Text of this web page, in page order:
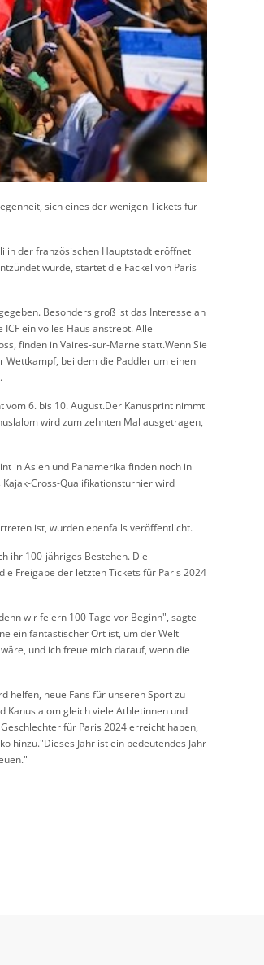
sich eines der wenigen Tickets für
in der französischen Hauptstadt eröffnet
wurde, startet die Fackel von Paris
Besonders groß ist das Interesse an
ein volles Haus anstrebt. Alle
finden in Vaires-sur-Marne statt.Wenn Sie
Wettkampf, bei dem die Paddler um einen
vom 6. bis 10. August.Der Kanusprint nimmt
wird zum zehnten Mal ausgetragen,
in Asien und Panamerika finden noch in
Cross-Qualifikationsturnier wird
ist, wurden ebenfalls veröffentlicht.
ihr 100-jähriges Bestehen. Die
Freigabe der letzten Tickets für Paris 2024
wir feiern 100 Tage vor Beginn", sagte
ein fantastischer Ort ist, um der Welt
und ich freue mich darauf, wenn die
helfen, neue Fans für unseren Sport zu
Kanuslalom gleich viele Athletinnen und
für Paris 2024 erreicht haben,
hinzu."Dieses Jahr ist ein bedeutendes Jahr